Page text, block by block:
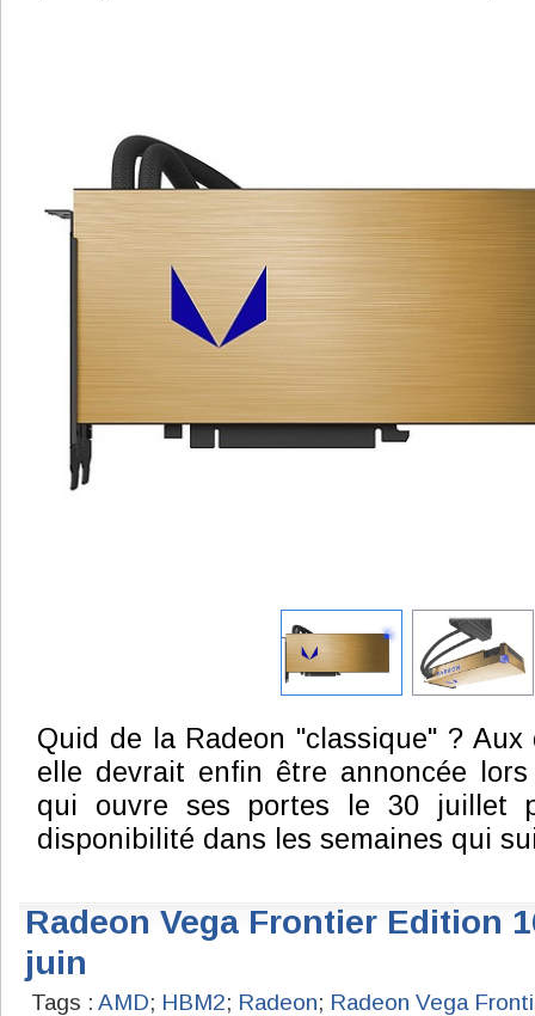
Quid de la Radeon "classique" ?
elle devrait enfin être annoncée
qui ouvre ses portes le 30 juillet
disponibilité dans les semaines qui
Radeon Vega Frontier Edition
juin
Tags : AMD; HBM2; Radeon; Radeon Vega